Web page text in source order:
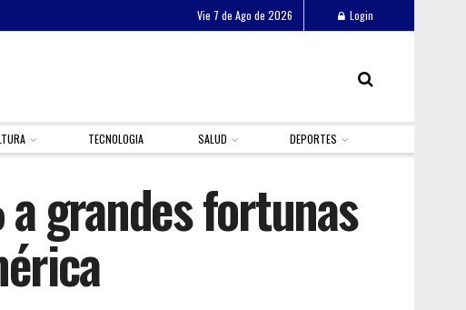
Vie 7 de Ago de 2026 Login
TECNOLOGIA SALUD DEPORTES
grandes fortunas